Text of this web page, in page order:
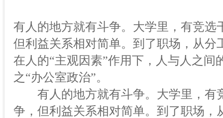
有人的地方就有斗争。大学里，有竞
但利益关系相对简单。到了职场，从
在人的“主观因素”作用下，人与人之
之“办公室政治”。
有人的地方就有斗争。大学里，有
争，但利益关系相对简单。到了职场